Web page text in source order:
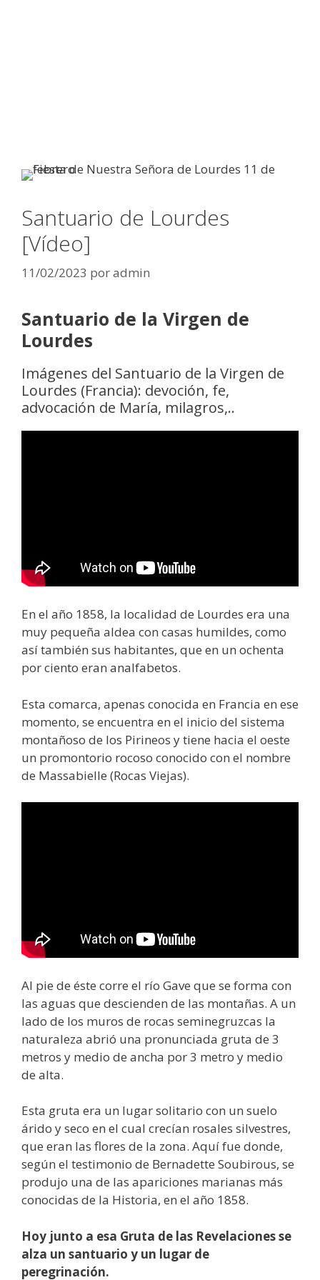
Santuario de Lourdes
[Vídeo]
11/02/2023 poradmin
Santuario de la Virgen de
Lourdes
Imágenes del Santuario de la Virgen de
Lourdes (Francia): devoción, fe,
advocación de María, milagros,..
En el año 1858, la localidad de Lourdes era una
muy pequeña aldea con casas humildes, como
así también sus habitantes, que en un ochenta
por ciento eran analfabetos.
Esta comarca, apenas conocida en Francia en ese
momento, se encuentra en el inicio del sistema
montañoso de los Pirineos y tiene hacia el oeste
un promontorio rocoso conocido con el nombre
de Massabielle (Rocas Viejas).
Al pie de éste corre el río Gave que se forma con
las aguas que descienden de las montañas. A un
lado de los muros de rocas seminegruzcas la
naturaleza abrió una pronunciada gruta de 3
metros y medio de ancha por 3 metro y medio
de alta.
Esta gruta era un lugar solitario con un suelo
árido y seco en el cual crecían rosales silvestres,
que eran las flores de la zona. Aquí fue donde,
según el testimonio de Bernadette Soubirous, se
produjo una de las apariciones marianas más
conocidas de la Historia, en el año 1858.
Hoy junto a esa Gruta de las Revelaciones se
alza un santuario y un lugar de
peregrinación.